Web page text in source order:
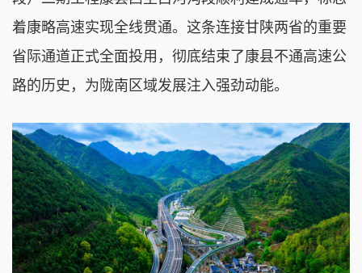
着康略高速实现全线贯通。这条连接甘陕两省的重要
省际通道正式全面投用，彻底结束了康县不通高速公
路的历史，为陇南区域发展注入强劲动能。